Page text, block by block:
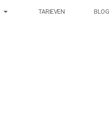
TARIEVEN BLOG